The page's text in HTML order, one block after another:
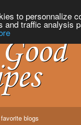
to personnalize
and traffic analysis
blogs